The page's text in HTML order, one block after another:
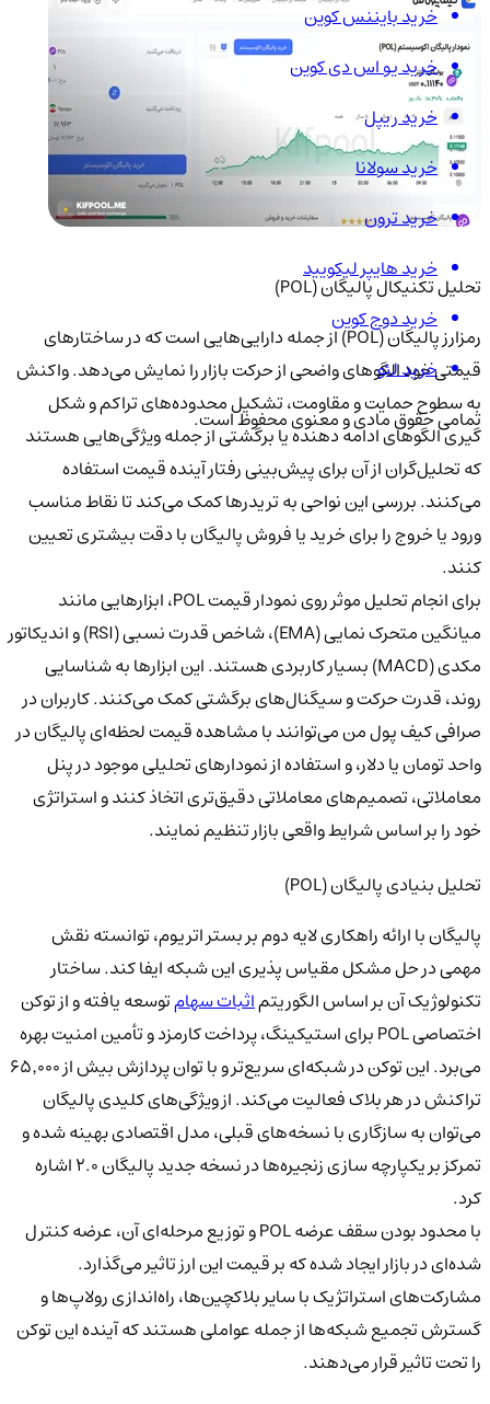
تحلیل تکنیکال پالیگان (POL)
رمزارز پالیگان (POL) از جمله دارایی‌هایی است که در ساختارهای
قیمتی خود الگوهای واضحی از حرکت بازار را نمایش می‌دهد. واکنش
به سطوح حمایت و مقاومت، تشکیل محدوده‌های تراکم و شکل‌
گیری الگوهای ادامه‌ دهنده یا برگشتی از جمله ویژگی‌هایی هستند
که تحلیل‌گران از آن برای پیش‌بینی رفتار آینده قیمت استفاده
می‌کنند. بررسی این نواحی به تریدرها کمک می‌کند تا نقاط مناسب
ورود یا خروج را برای خرید یا فروش پالیگان با دقت بیشتری تعیین
کنند.
برای انجام تحلیل موثر روی نمودار قیمت POL، ابزارهایی مانند
میانگین متحرک نمایی (EMA)، شاخص قدرت نسبی (RSI) و اندیکاتور
مکدی (MACD) بسیار کاربردی هستند. این ابزارها به شناسایی
روند، قدرت حرکت و سیگنال‌های برگشتی کمک می‌کنند. کاربران در
صرافی کیف پول من می‌توانند با مشاهده قیمت لحظه‌ای پالیگان در
واحد تومان یا دلار، و استفاده از نمودارهای تحلیلی موجود در پنل
معاملاتی، تصمیم‌های معاملاتی دقیق‌تری اتخاذ کنند و استراتژی
خود را بر اساس شرایط واقعی بازار تنظیم نمایند.
تحلیل بنیادی پالیگان (POL)
پالیگان با ارائه راهکاری لایه‌ دوم بر بستر اتریوم، توانسته نقش
مهمی در حل مشکل مقیاس‌ پذیری این شبکه ایفا کند. ساختار
تکنولوژیک آن بر اساس الگوریتماثبات سهامتوسعه یافته و از توکن
اختصاصی POL برای استیکینگ، پرداخت کارمزد و تأمین امنیت بهره
می‌برد. این توکن در شبکه‌ای سریع‌تر و با توان پردازش بیش از ۶۵٬۰۰۰
تراکنش در هر بلاک فعالیت می‌کند. از ویژگی‌های کلیدی پالیگان
می‌توان به سازگاری با نسخه‌های قبلی، مدل اقتصادی بهینه‌ شده و
تمرکز بر یکپارچه‌ سازی زنجیره‌ها در نسخه جدید پالیگان ۲.۰ اشاره
کرد.
با محدود بودن سقف عرضه POL و توزیع مرحله‌ای آن، عرضه کنترل‌
شده‌ای در بازار ایجاد شده که بر قیمت این ارز تاثیر می‌گذارد.
مشارکت‌های استراتژیک با سایر بلاکچین‌ها، راه‌اندازی رولاپ‌ها و
گسترش تجمیع شبکه‌ها از جمله عواملی هستند که آینده این توکن
را تحت تاثیر قرار می‌دهند.
خرید بایننس کوین
خرید یو اس دی کوین
خرید ریپل
خرید سولانا
خرید ترون
خرید هایپر لیکویید
خرید دوج کوین
خرید لئو
تمامی حقوق مادی و معنوی محفوظ است.